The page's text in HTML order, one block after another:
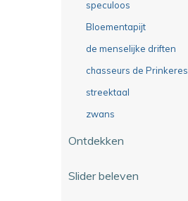
speculoos
Bloementapijt
de menselijke driften
chasseurs de Prinkeres
streektaal
zwans
Ontdekken
Slider beleven